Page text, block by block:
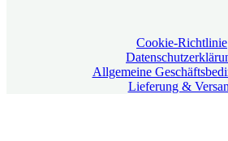
Cookie-Richtlinie
Allgemeine
Lieferung &